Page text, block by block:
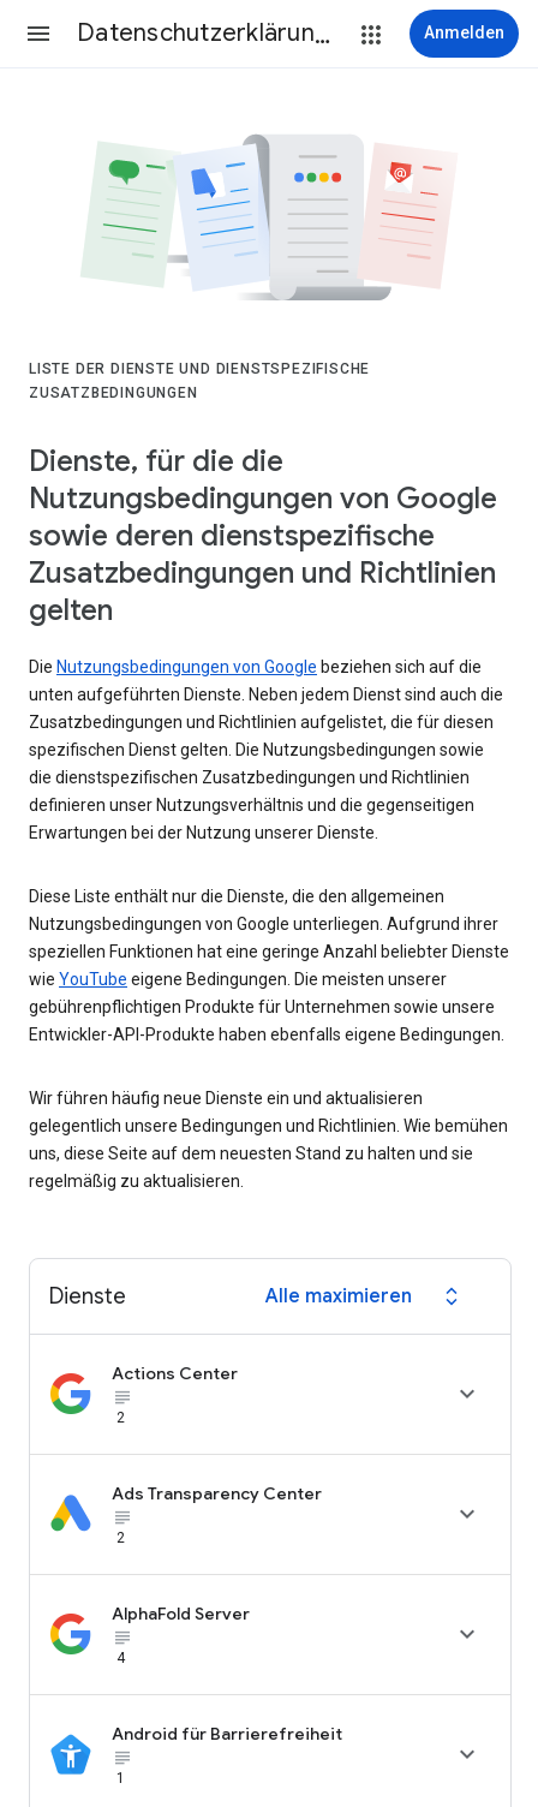
Datenschutzerklärung & Nutzungsbedingungen Anmelden
LISTE DER DIENSTE UND DIENSTSPEZIFISCHE
ZUSATZBEDINGUNGEN
Dienste, für die die
Nutzungsbedingungen von Google
sowie deren dienstspezifische
Zusatzbedingungen und Richtlinien
gelten
Die Nutzungsbedingungen von Google beziehen sich auf die
unten aufgeführten Dienste. Neben jedem Dienst sind auch die
Zusatzbedingungen und Richtlinien aufgelistet, die für diesen
spezifischen Dienst gelten. Die Nutzungsbedingungen sowie
die dienstspezifischen Zusatzbedingungen und Richtlinien
definieren unser Nutzungsverhältnis und die gegenseitigen
Erwartungen bei der Nutzung unserer Dienste.
Diese Liste enthält nur die Dienste, die den allgemeinen
Nutzungsbedingungen von Google unterliegen. Aufgrund ihrer
speziellen Funktionen hat eine geringe Anzahl beliebter Dienste
wie YouTube eigene Bedingungen. Die meisten unserer
gebührenpflichtigen Produkte für Unternehmen sowie unsere
Entwickler-API-Produkte haben ebenfalls eigene Bedingungen.
Wir führen häufig neue Dienste ein und aktualisieren
gelegentlich unsere Bedingungen und Richtlinien. Wie bemühen
uns, diese Seite auf dem neuesten Stand zu halten und sie
regelmäßig zu aktualisieren.
Dienste Alle maximieren expand_all
Actions Center
subject_black
2

Ads Transparency Center
subject_black
2

AlphaFold Server
subject_black
4

Android für Barrierefreiheit
subject_black
1
